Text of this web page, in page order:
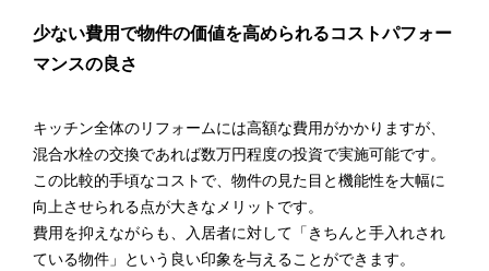
少ない費用で物件の価値を高められるコストパフォー
マンスの良さ
キッチン全体のリフォームには高額な費用がかかりますが、
混合水栓の交換であれば数万円程度の投資で実施可能です。
この比較的手頃なコストで、物件の見た目と機能性を大幅に
向上させられる点が大きなメリットです。
費用を抑えながらも、入居者に対して「きちんと手入れされ
ている物件」という良い印象を与えることができます。